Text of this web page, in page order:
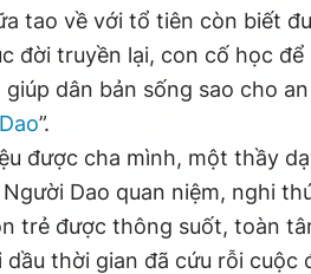
tao về với tổ tiên còn biết
đời truyền lại, con cố học để
dân bản sống sao cho
”.
được cha mình, một thầy
Dao quan niệm, nghi
trẻ được thông suốt, toàn
thời gian đã cứu rỗi cuộc